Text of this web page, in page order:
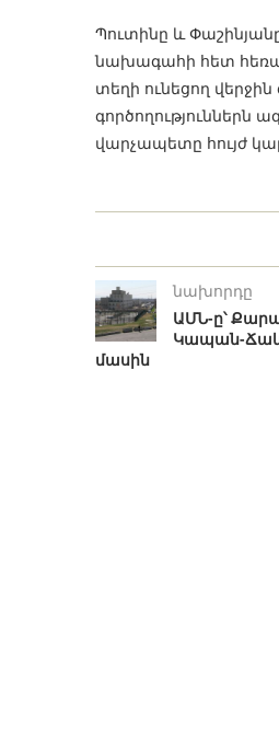
Պուտինը և
նախագահի հետ
տեղի ունեցող
վարչապետը հույժ
նախորդը
ԱՄՆ-ը՝
Կապան-
մասին